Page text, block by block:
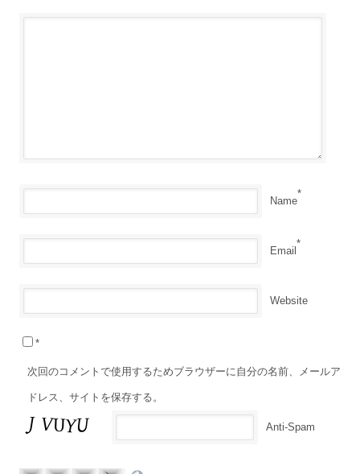
Name
*
Email
*
Website
次回のコメントで使用するためブラウザーに自分の名前、メールア
ドレス、サイトを保存する。
Anti-Spam
*